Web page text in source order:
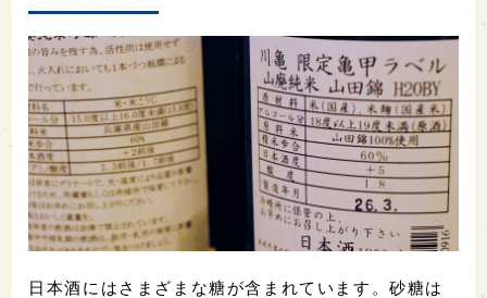
日本酒にはさまざまな糖が含まれています。砂糖は